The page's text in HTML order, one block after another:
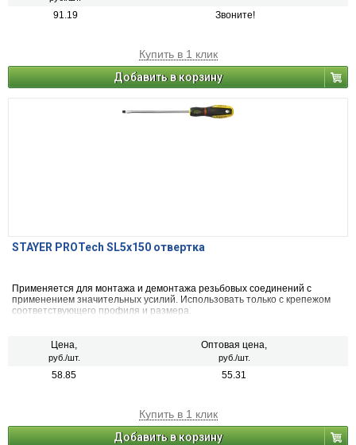
91.19 Звоните!
Купить в 1 клик
Добавить в корзину
STAYER PROTech SL5x150 отвертка
Применяется для монтажа и демонтажа резьбовых соединений с
применением значительных усилий. Использовать только с крепежом
соответствующего профиля и размера.
Цена,
руб./шт.
Оптовая цена,
руб./шт.
58.85 55.31
Купить в 1 клик
Добавить в корзину